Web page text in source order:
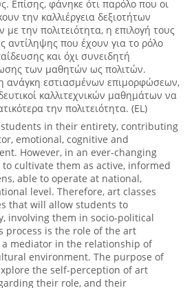
Επίσης, φάνηκε ότι παρόλο που οι
την καλλιέργεια δεξιοτήτων
την πολιτειότητα, η επιλογή τους
αντίληψης που έχουν για το ρόλο
και όχι συνειδητή
των μαθητών ως πολιτών.
ανάγκη εστιασμένων επιμορφώσεων,
καλλιτεχνικών μαθημάτων να
την πολιτειότητα. (EL)
in their entirety, contributing
emotional, cognitive and
However, in an ever-changing
cultivate them as active, informed
able to operate at national,
level. Therefore, art classes
that will allow students to
involving them in socio-political
process is the role of the art
a mediator in the relationship of
environment. The purpose of
the self-perception of art
their role, and their